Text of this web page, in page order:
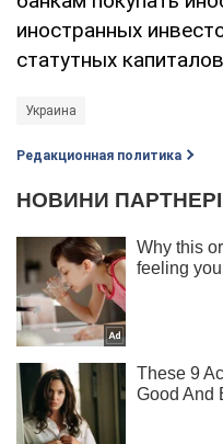
иностранных
статутных
Украина
Редакционная политика